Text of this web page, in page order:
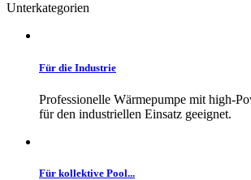
Unterkategorien
Für die Industrie
Professionelle Wärmepumpe mit high-
für den industriellen Einsatz geeignet.
Für kollektive Pool...